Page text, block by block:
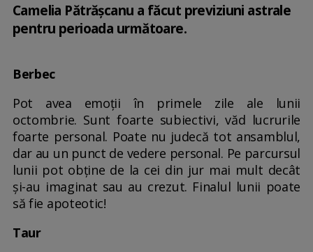
Camelia Pătrășcanu a făcut previziuni astrale
pentru perioada următoare.
Berbec
Pot avea emoții în primele zile ale lunii
octombrie. Sunt foarte subiectivi, văd lucrurile
foarte personal. Poate nu judecă tot ansamblul,
dar au un punct de vedere personal. Pe parcursul
lunii pot obține de la cei din jur mai mult decât
și-au imaginat sau au crezut. Finalul lunii poate
să fie apoteotic!
Taur